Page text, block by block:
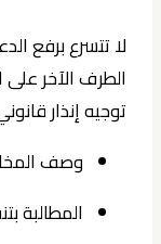
لا تتسرع برفع
الطرف الآخر
توجيه إنذار
وصف
المطالبة